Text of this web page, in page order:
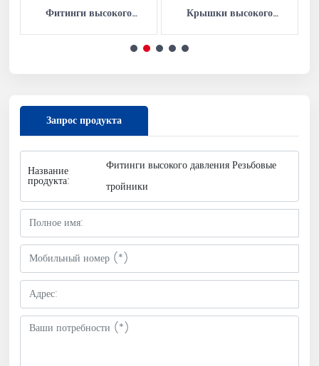
Фитинги высокого
давления Резьбовые
Крышки высокого
давления
Запрос продукта
Название
продукта:
Фитинги высокого давления Резьбовые
тройники